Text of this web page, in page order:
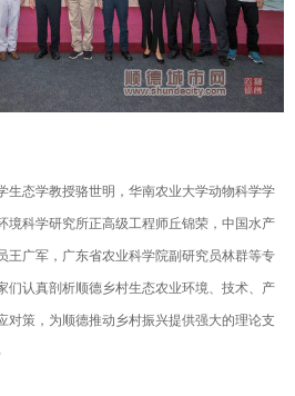
生态学教授骆世明，华南农业大学动物科学学
境科学研究所正高级工程师丘锦荣，中国水产
王广军，广东省农业科学院副研究员林群等专
们认真剖析顺德乡村生态农业环境、技术、产
对策，为顺德推动乡村振兴提供强大的理论支